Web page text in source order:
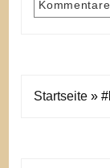
Startseite »